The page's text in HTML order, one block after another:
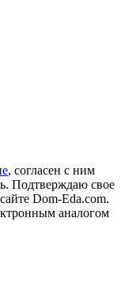
, согласен с ним
Подтверждаю свое
Dom-Eda.com.
аналогом